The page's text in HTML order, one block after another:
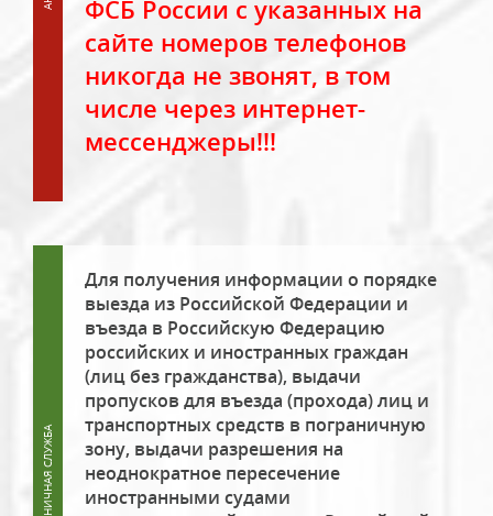
ФСБ России с указанных на
сайте номеров телефонов
никогда не звонят, в том
числе через интернет-
мессенджеры!!!
Для получения информации о порядке
выезда из Российской Федерации и
въезда в Российскую Федерацию
российских и иностранных граждан
(лиц без гражданства), выдачи
пропусков для въезда (прохода) лиц и
транспортных средств в пограничную
зону, выдачи разрешения на
неоднократное пересечение
иностранными судами